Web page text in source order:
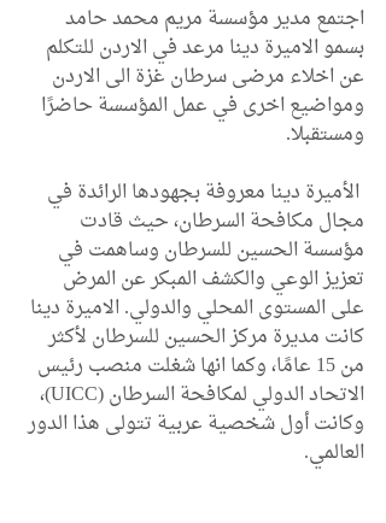
اجتمع مدير مؤسسة مريم محمد حامد
بسمو الاميرة دينا مرعد في الاردن للتكلم
عن اخلاء مرضى سرطان غزة الى الاردن
ومواضيع اخرى في عمل المؤسسة حاضرًا
ومستقبلا.
الأميرة دينا معروفة بجهودها الرائدة في
مجال مكافحة السرطان، حيث قادت
مؤسسة الحسين للسرطان وساهمت في
تعزيز الوعي والكشف المبكر عن المرض
على المستوى المحلي والدولي. الاميرة دينا
كانت مديرة مركز الحسين للسرطان لأكثر
من 15 عامًا، وكما انها شغلت منصب رئيس
الاتحاد الدولي لمكافحة السرطان (UICC)،
وكانت أول شخصية عربية تتولى هذا الدور
العالمي.